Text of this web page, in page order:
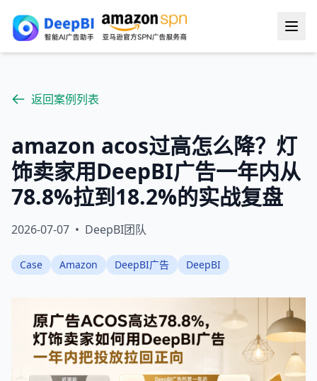
返回案例列表
amazon acos过高怎么降？灯
饰卖家用DeepBI广告一年内从
78.8%拉到18.2%的实战复盘
2026-07-07 • DeepBI团队
Case Amazon DeepBI广告 DeepBI